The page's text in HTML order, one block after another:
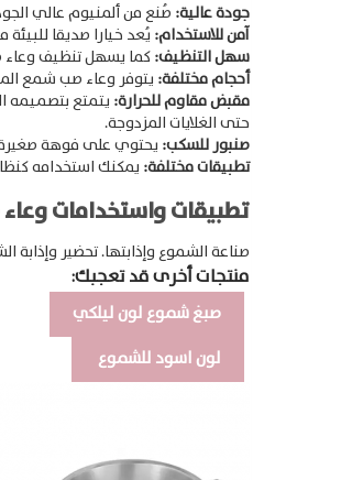
جودة عالية: صُنع من ألمنيوم عالي
آمن للاستخدام: يُعد خيارا صديقا
سهل التنظيف:كما يسهل تنظيف وعاء
أحجام مختلفة: يتوفر وعاء صب شمع المونيوم في
مقبض مقاوم للحرارة: يتمتع بتصميمه
حتى الغلايات المزدوجة.
صنبور للسكب: يحتوي على فوهة صغيرة
تطبيقات مختلفة: يمكنك استخدامه
تطبيقات واستخدامات
صناعة الشموع وإذابتها.تحضير وإذابة
منتجات أخرى قد تعجبك:
صبغ شموع لون ليلكي
لون اسود للشموع